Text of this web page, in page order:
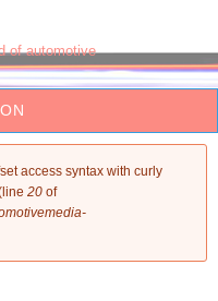
of automotive
access syntax with curly
20 of